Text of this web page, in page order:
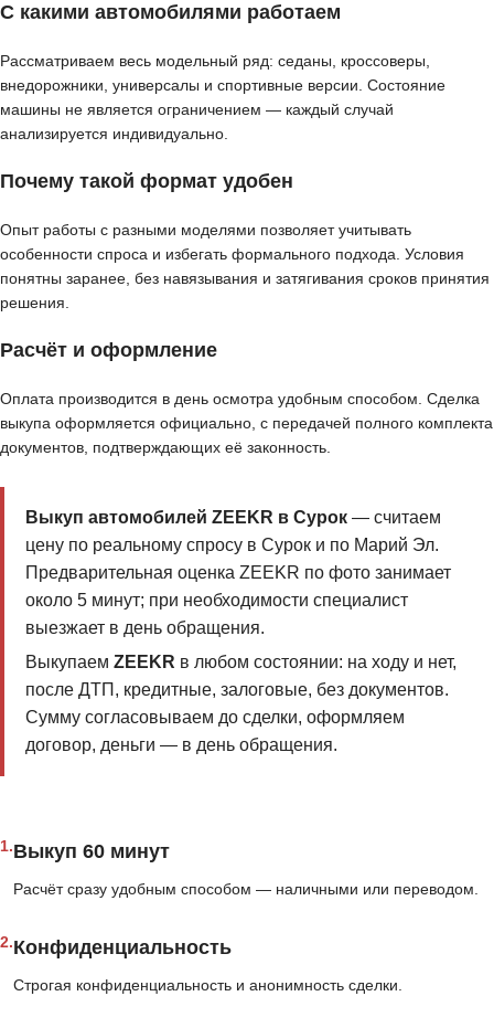
С какими автомобилями работаем
Рассматриваем весь модельный ряд: седаны, кроссоверы,
внедорожники, универсалы и спортивные версии. Состояние
машины не является ограничением — каждый случай
анализируется индивидуально.
Почему такой формат удобен
Опыт работы с разными моделями позволяет учитывать
особенности спроса и избегать формального подхода. Условия
понятны заранее, без навязывания и затягивания сроков принятия
решения.
Расчёт и оформление
Оплата производится в день осмотра удобным способом. Сделка
выкупа оформляется официально, с передачей полного комплекта
документов, подтверждающих её законность.
Выкуп автомобилей ZEEKR в Сурок— считаем
цену по реальному спросу в Сурок и по Марий Эл.
Предварительная оценка ZEEKR по фото занимает
около 5 минут; при необходимости специалист
выезжает в день обращения.
Выкупаем ZEEKR в любом состоянии: на ходу и нет,
после ДТП, кредитные, залоговые, без документов.
Сумму согласовываем до сделки, оформляем
договор, деньги — в день обращения.
1.Выкуп 60 минут
Расчёт сразу удобным способом — наличными или переводом.
2.Конфиденциальность
Строгая конфиденциальность и анонимность сделки.